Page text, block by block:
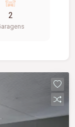
closet,
toda a
livre,
de
2